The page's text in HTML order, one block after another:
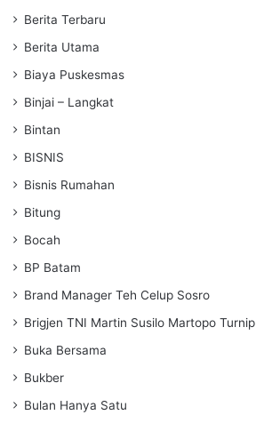
Berita Terbaru
Berita Utama
Biaya Puskesmas
Binjai – Langkat
Bintan
BISNIS
Bisnis Rumahan
Bitung
Bocah
BP Batam
Brand Manager Teh Celup Sosro
Brigjen TNI Martin Susilo Martopo Turnip
Buka Bersama
Bukber
Bulan Hanya Satu